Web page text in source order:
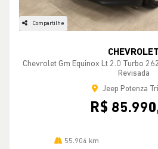
Revisada
Jeep Potenza
MAIS